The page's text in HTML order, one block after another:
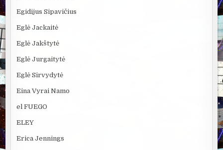
Egidijus Sipavičius
Eglė Jackaitė
Eglė Jakštytė
Eglė Jurgaitytė
Eglė Sirvydytė
Eina Vyrai Namo
el FUEGO
ELEY
Erica Jennings